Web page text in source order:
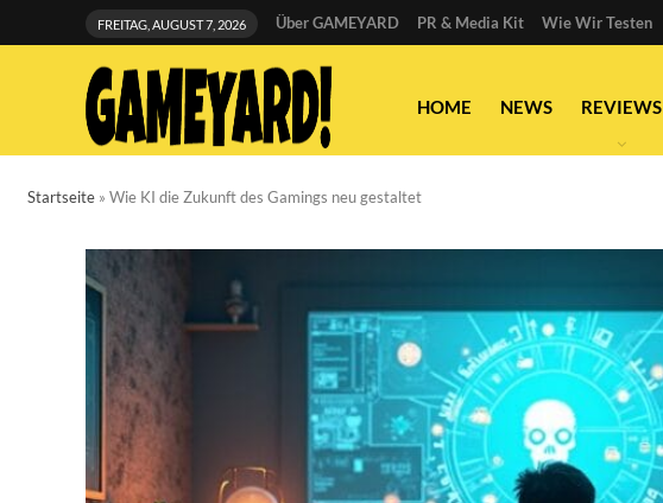
FREITAG, AUGUST 7, 2026 Über GAMEYARD PR & Media Kit Wie Wir Testen
HOME NEWS REVIEWS
Startseite » Wie KI die Zukunft des Gamings neu gestaltet